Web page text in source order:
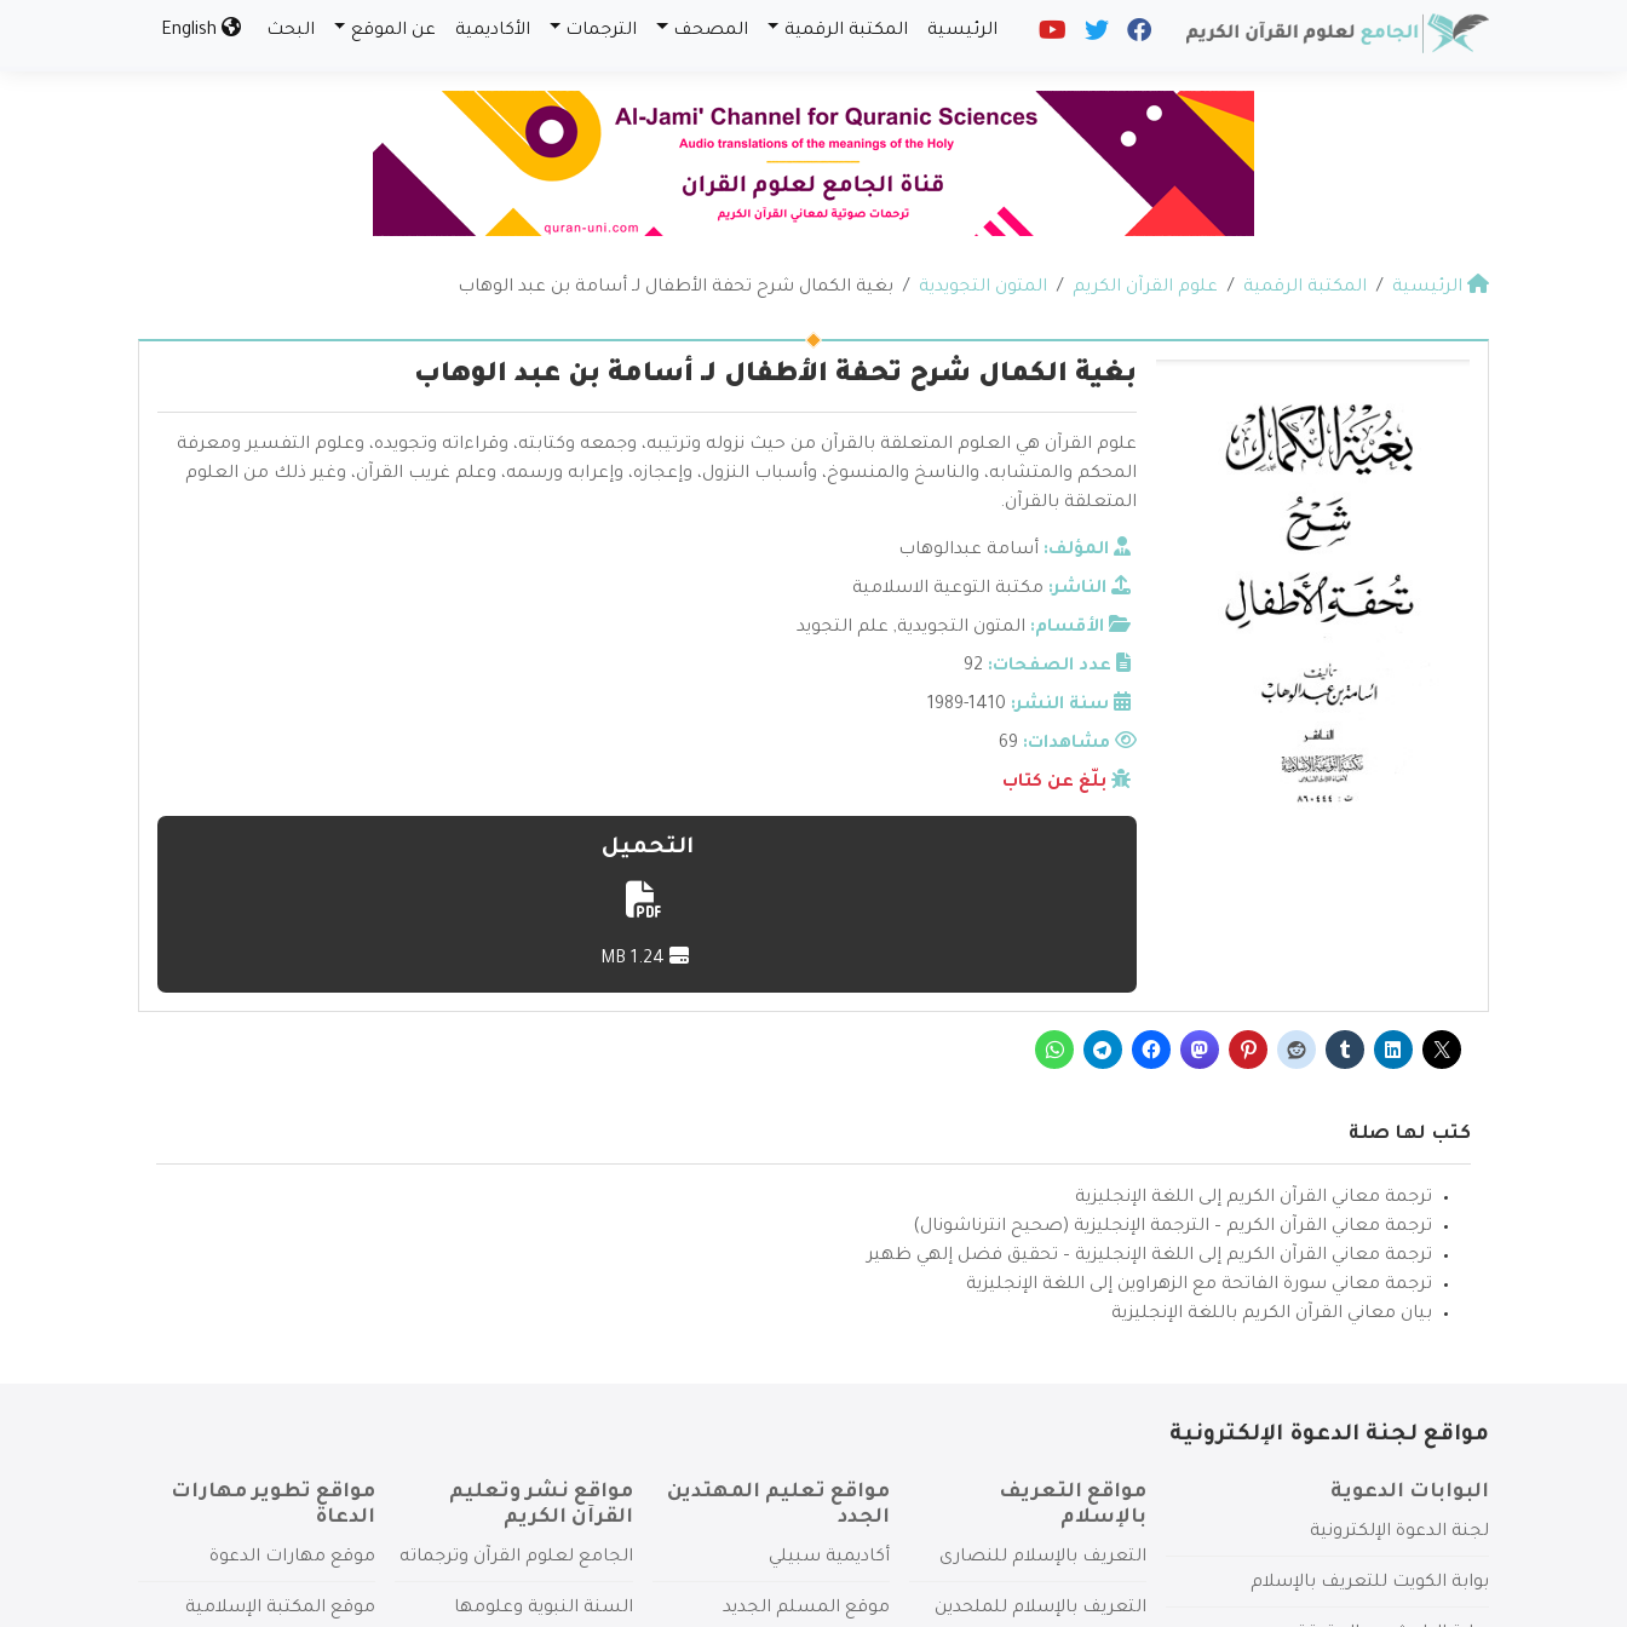
الرئيسية المكتبة الرقمية المصحف الترجمات الأكاديمية عن الموقع البحث
الرئيسية المكتبة الرقمية علوم القرآن الكريم المتون التجويدية بغية الكمال شرح تحفة الأطفال لـ أسامة بن عبد الوهاب
بغية الكمال شرح تحفة الأطفال لـ أسامة بن عبد الوهاب
علوم القرآن هي العلوم المتعلقة بالقرآن من حيث نزوله وترتيبه، وجمعه وكتابته، وقراءاته وتجويده، وعلوم التفسير ومعرفة
المحكم والمتشابه، والناسخ والمنسوخ، وأسباب النزول، وإعجازه، وإعرابه ورسمه، وعلم غريب القرآن، وغير ذلك من العلوم
المتعلقة بالقرآن.
المؤلف: أسامة عبدالوهاب
الناشر: مكتبة التوعية الاسلامية
الأقسام: المتون التجويدية, علم التجويد
عدد الصفحات: 92
سنة النشر: 1410-1989
مشاهدات:
بلّغ عن كتاب
التحميل
كتب لها صلة
ترجمة معاني القرآن الكريم إلى اللغة الإنجليزية
ترجمة معاني القرآن الكريم – الترجمة الإنجليزية (صحيح انترناشونال)
ترجمة معاني القرآن الكريم إلى اللغة الإنجليزية – تحقيق فضل إلهي ظهير
ترجمة معاني سورة الفاتحة مع الزهراوين إلى اللغة الإنجليزية
بيان معاني القرآن الكريم باللغة الإنجليزية
مواقع لجنة الدعوة الإلكترونية
البوابات الدعوية
لجنة الدعوة الإلكترونية
بوابة الكويت للتعريف بالإسلام
مواقع التعريف
بالإسلام
التعريف بالإسلام للنصارى
التعريف بالإسلام للملحدين
مواقع تعليم المهتدين
الجدد
أكاديمية سبيلي
موقع المسلم الجديد
مواقع نشر وتعليم
القرآن الكريم
الجامع لعلوم القرآن وترجماته
السنة النبوية وعلومها
مواقع تطوير مهارات
الدعاة
موقع مهارات الدعوة
موقع المكتبة الإسلامية